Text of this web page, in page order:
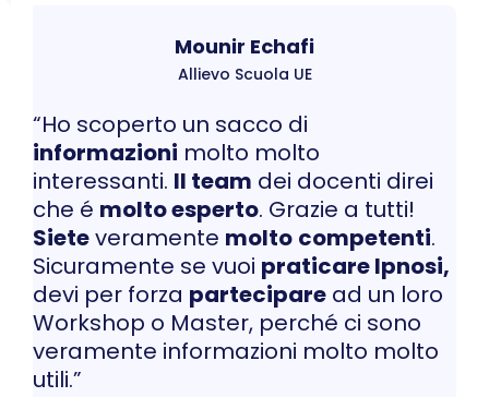
Mounir Echafi
Allievo Scuola UE
“Ho scoperto un sacco di
informazioni molto molto
interessanti. Il team dei docenti direi
che é molto esperto. Grazie a tutti!
Sieteveramente molto competenti.
Sicuramente se vuoi praticare Ipnosi,
devi per forza partecipare ad un loro
Workshop o Master, perché ci sono
veramente informazioni molto molto
utili.”